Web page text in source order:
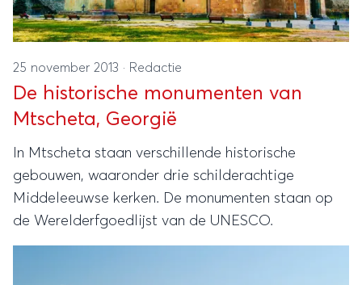
25 november 2013 · Redactie
De historische monumenten van
Mtscheta, Georgië
In Mtscheta staan verschillende historische
gebouwen, waaronder drie schilderachtige
Middeleeuwse kerken. De monumenten staan op
de Werelderfgoedlijst van de UNESCO.